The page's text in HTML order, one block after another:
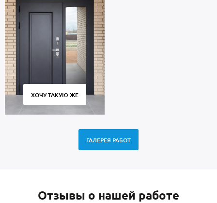
ХОЧУ ТАКУЮ ЖЕ
ГАЛЕРЕЯ РАБОТ
Отзывы о нашей работе